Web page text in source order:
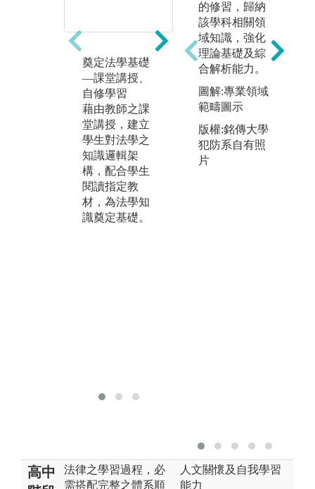
奠定法學基礎
—課堂講授、
自修學習
藉由教師之課
堂講授，建立
學生對法學之
知識邏輯架
構，配合學生
閱讀指定教
材，為法學知
識奠定基礎。
實務應用－業
師授課
法學屬於高度
實用性之學
科，在財經法
領域中，本系
藉由豐富之產
的修習，歸納
該學科相關領
域知識，強化
理論基礎及綜
合解析能力。
圖解:專業領域
範疇圖示
版權:銘傳大學
犯防系自有照
片
高中
法律之學習過程，必
需搭配完整之體系順
人文關懷及自我學習
能力